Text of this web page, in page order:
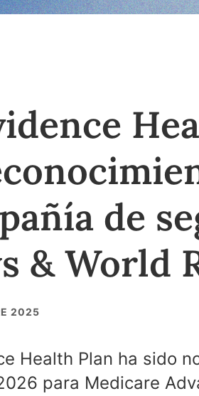
de
& World
2025
Health Plan ha sido
para Medicare